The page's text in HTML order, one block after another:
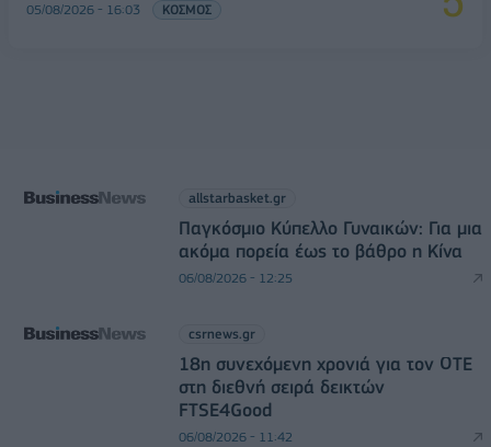
05/08/2026 - 16:03 ΚΟΣΜΟΣ
allstarbasket.gr
Παγκόσμιο Κύπελλο Γυναικών: Για μια
ακόμα πορεία έως το βάθρο η Κίνα
06/08/2026 - 12:25
csrnews.gr
18η συνεχόμενη χρονιά για τον ΟΤΕ
στη διεθνή σειρά δεικτών
FTSE4Good
06/08/2026 - 11:42